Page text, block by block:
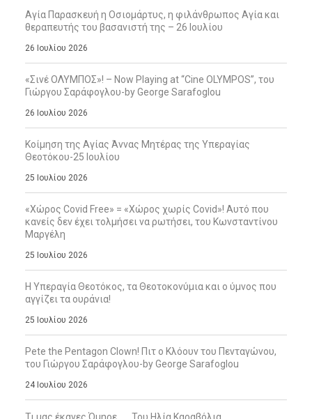
Αγία Παρασκευή η Οσιομάρτυς, η φιλάνθρωπος Αγία και
θεραπευτής του βασανιστή της – 26 Ιουλίου
26 Ιουλίου 2026
«Σινέ ΟΛΥΜΠΟΣ»! – Now Playing at “Cine OLYMPOS”, του
Γιώργου Σαράφογλου-by George Sarafoglou
26 Ιουλίου 2026
Κοίμηση της Αγίας Άννας Μητέρας της Υπεραγίας
Θεοτόκου-25 Ιουλίου
25 Ιουλίου 2026
«Χώρος Covid Free» = «Χώρος χωρίς Covid»! Αυτό που
κανείς δεν έχει τολμήσει να ρωτήσει, του Κωνσταντίνου
Μαργέλη
25 Ιουλίου 2026
Η Υπεραγία Θεοτόκος, τα Θεοτοκονύμια και ο ύμνος που
αγγίζει τα ουράνια!
25 Ιουλίου 2026
Pete the Pentagon Clown! Πιτ ο Κλόουν του Πενταγώνου,
του Γιώργου Σαράφογλου-by George Sarafoglou
24 Ιουλίου 2026
Τι μας έκανες Όμηρε … , Του Ηλία Καραβόλια